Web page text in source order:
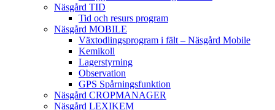
Näsgård TID
Tid och resurs program
Näsgård MOBILE
Växtodlingsprogram i fält – Näsgård Mobile
Kemikoll
Lagerstyrning
Observation
GPS Spårningsfunktion
Näsgård CROPMANAGER
Näsgård LEXIKEM